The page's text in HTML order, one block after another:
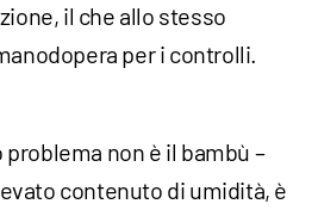
il che allo stesso
per i controlli.
non è il bambù –
contenuto di umidità, è